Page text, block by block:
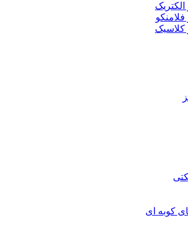
الکتریک
فلامنکو
کلاسیک
کوبه ای